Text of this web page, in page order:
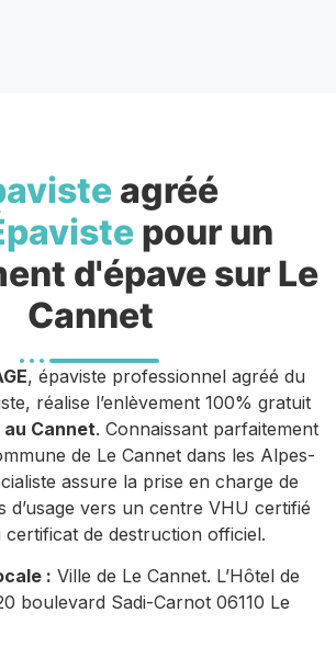
agréé
pour un
d'épave sur Le
Cannet
, épaviste professionnel agréé du
réalise l’enlèvement 100% gratuit
au Cannet. Connaissant parfaitement
de Le Cannet dans les Alpes-
assure la prise en charge de
vers un centre VHU certifié
certificat de destruction officiel.
: Ville de Le Cannet. L’Hôtel de
boulevard Sadi-Carnot 06110 Le